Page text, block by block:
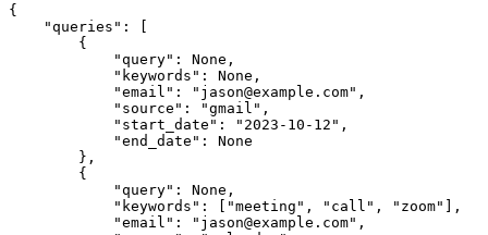
{
    "
queries " :
[
        {
            "
query" : None ,
            "
keywords " : None ,
            "
email " : " jason@example.com" ,
            "
source " : "gmail " ,
            "
start_date " : " 2023-10-12 " ,
            "
end_date " :
None
        },
        {
            "
query" : None ,
            "
keywords " : [ "meeting " , " call " , " zoom" ] ,
            "
email " : " jason@example.com" ,